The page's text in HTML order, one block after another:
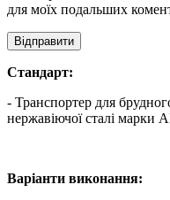
для моїх подальших
Стандарт:
- Транспортер для
нержавіючої сталі марки
Варіанти виконання: